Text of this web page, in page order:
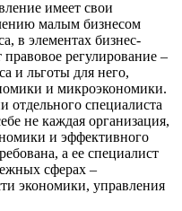
имеет свои
малым бизнесом
в элементах бизнес-
регулирование –
и льготы для него,
и микроэкономики.
отдельного специалиста
не каждая организация,
и эффективного
а ее специалист
сферах –
экономики, управления